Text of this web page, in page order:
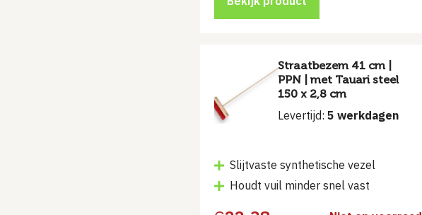
Straatbezem 41 cm |
PPN | met Tauari steel
150 x 2,8 cm
Levertijd: 5 werkdagen
Slijtvaste synthetische vezel
Houdt vuil minder snel vast